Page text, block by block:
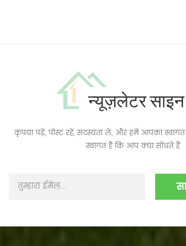
न्यूज़लेटर
कृपया पढ़ें, पोस्ट रहें, सदस्यता लें, और हमें आपका
स्वागत है कि आप क्या सोचते हैं